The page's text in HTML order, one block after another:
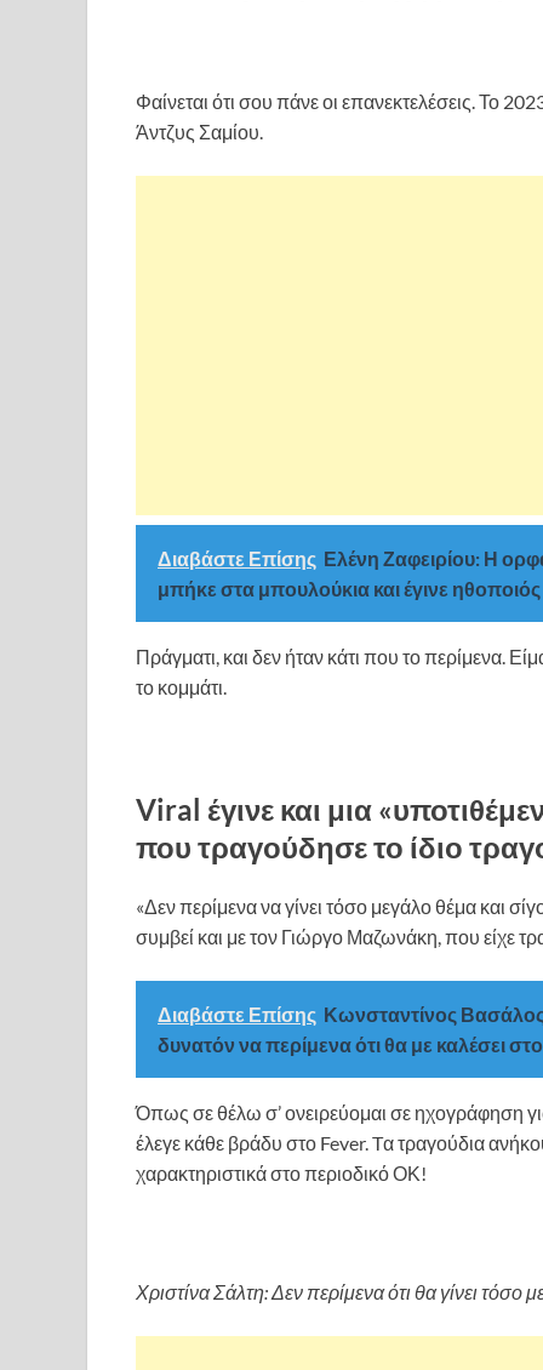
Φαίνεται ότι σου πάνε οι επανεκτελέσεις. Το
Άντζυς Σαμίου.
Διαβάστε Επίσης Ελένη Ζαφειρίου: Η
μπήκε στα μπουλούκια και έγινε ηθοποιός
Πράγματι, και δεν ήταν κάτι που το περίμενα.
το κομμάτι.
Viral έγινε και μια
που τραγούδησε το ίδιο
«Δεν περίμενα να γίνει τόσο μεγάλο θέμα και
συμβεί και με τον Γιώργο Μαζωνάκη, που είχε
Διαβάστε Επίσης Κωνσταντίνος
δυνατόν να περίμενα ότι θα με καλέσει
Όπως σε θέλω σ’ ονειρεύομαι σε ηχογράφηση
έλεγε κάθε βράδυ στο Fever. Tα τραγούδια
χαρακτηριστικά στο περιοδικό ΟΚ!
Χριστίνα Σάλτη: Δεν περίμενα ότι θα γίνει